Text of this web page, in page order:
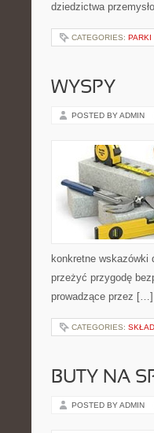
dziedzictwa
CATEGORIES: PARKI
WYSPY
POSTED BY ADMIN
konkretne wskazówki
przeżyć przygodę
prowadzące przez […]
CATEGORIES:
BUTY NA
POSTED BY ADMIN